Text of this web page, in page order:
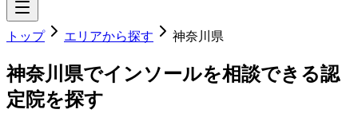
トップ エリアから探す 神奈川県
神奈川県でインソールを相談できる認
定院を探す